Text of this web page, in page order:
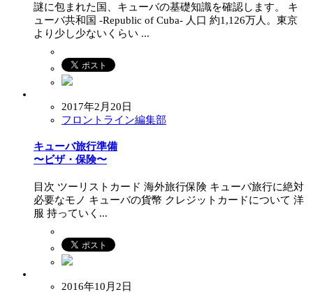
謎に包まれた国、キューバの基礎知識を確認します。 キ
ューバ共和国 -Republic of Cuba- 人口 約1,126万人。東京
より少し少ないくらい ...
2017年2月20日
フロントライン編集部
キューバ旅行準備
〜ビザ・保険〜
目次 ツーリストカード 海外旅行保険 キューバ旅行に絶対
必要なモノ キューバの貨幣 クレジットカードについて 洋
服 持っていく...
2016年10月2日